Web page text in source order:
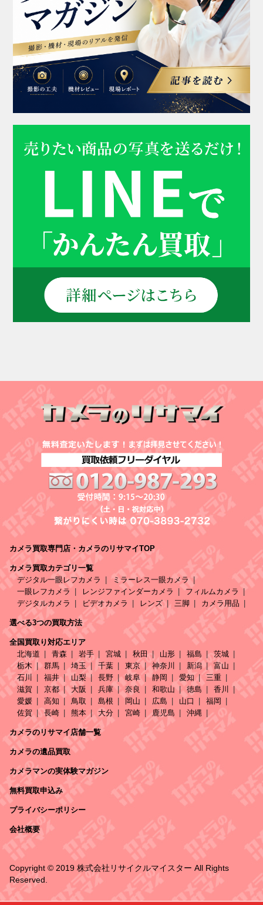
カメラ買取専門店・カメラのリサマイTOP
カメラ買取カテゴリ一覧
デジタル一眼レフカメラ
ミラーレス一眼カメラ
一眼レフカメラ
レンジファインダーカメラ
フィルムカメラ
デジタルカメラ
ビデオカメラ レンズ 三脚 カメラ用品
選べる3つの買取方法
全国買取り対応エリア
北海道
青森 岩手 宮城 秋田 山形 福島
茨城
栃木
群馬 埼玉 千葉 東京 神奈川 新潟
富山
石川
福井 山梨 長野 岐阜 静岡 愛知
三重
滋賀
京都 大阪 兵庫 奈良 和歌山 徳島
香川
愛媛
高知 鳥取 島根 岡山 広島 山口
福岡
佐賀
長崎 熊本 大分 宮崎 鹿児島 沖縄
カメラのリサマイ店舗一覧
カメラの遺品買取
カメラマンの実体験マガジン
無料買取申込み
プライバシーポリシー
会社概要
Copyright © 2019 株式会社リサイクルマイスター All Rights
Reserved.